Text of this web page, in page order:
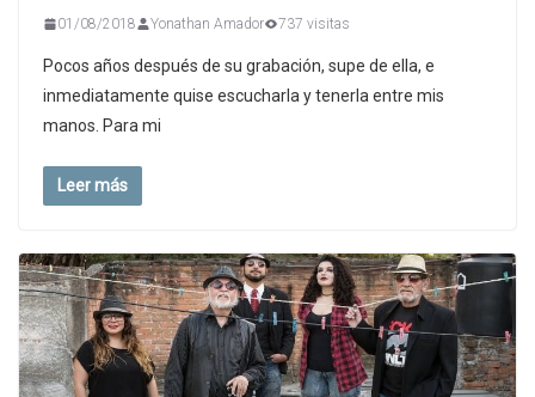
01/08/2018 Yonathan Amador 737 visitas
Pocos años después de su grabación, supe de ella, e
inmediatamente quise escucharla y tenerla entre mis
manos. Para mi
Leer más